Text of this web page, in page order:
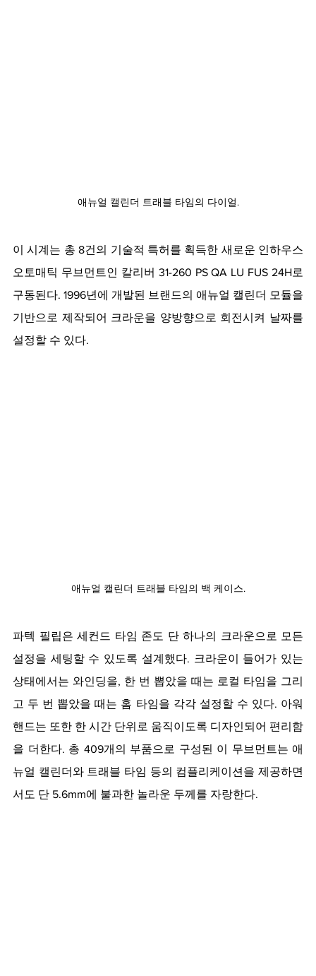
애뉴얼 캘린더 트래블 타임의 다이얼.
이 시계는 총 8건의 기술적 특허를 획득한 새로운 인하우스
오토매틱 무브먼트인 칼리버 31-260 PS QA LU FUS 24H로
구동된다. 1996년에 개발된 브랜드의 애뉴얼 캘린더 모듈을
기반으로 제작되어 크라운을 양방향으로 회전시켜 날짜를
설정할 수 있다.
애뉴얼 캘린더 트래블 타임의 백 케이스.
파텍 필립은 세컨드 타임 존도 단 하나의 크라운으로 모든
설정을 세팅할 수 있도록 설계했다. 크라운이 들어가 있는
상태에서는 와인딩을, 한 번 뽑았을 때는 로컬 타임을 그리
고 두 번 뽑았을 때는 홈 타임을 각각 설정할 수 있다. 아워
핸드는 또한 한 시간 단위로 움직이도록 디자인되어 편리함
을 더한다. 총 409개의 부품으로 구성된 이 무브먼트는 애
뉴얼 캘린더와 트래블 타임 등의 컴플리케이션을 제공하면
서도 단 5.6mm에 불과한 놀라운 두께를 자랑한다.